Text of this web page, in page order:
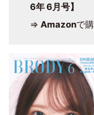
6年 6月号】
⇒ Amazonで